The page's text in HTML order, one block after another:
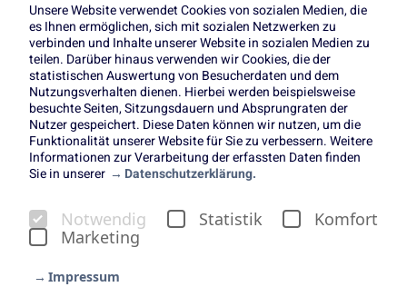
Unsere Website verwendet Cookies von sozialen Medien, die
es Ihnen ermöglichen, sich mit sozialen Netzwerken zu
verbinden und Inhalte unserer Website in sozialen Medien zu
teilen. Darüber hinaus verwenden wir Cookies, die der
statistischen Auswertung von Besucherdaten und dem
Nutzungsverhalten dienen. Hierbei werden beispielsweise
besuchte Seiten, Sitzungsdauern und Absprungraten der
Nutzer gespeichert. Diese Daten können wir nutzen, um die
Funktionalität unserer Website für Sie zu verbessern. Weitere
Informationen zur Verarbeitung der erfassten Daten finden
Sie in unserer
Datenschutzerklärung.
Notwendig Statistik
Komfort
Marketing
Impressum
Rhabarber Himbeer-
Buttermilch
Buttermilch
Copyright: Einfach Hausgemacht
(www.einfachhausgemacht.de)